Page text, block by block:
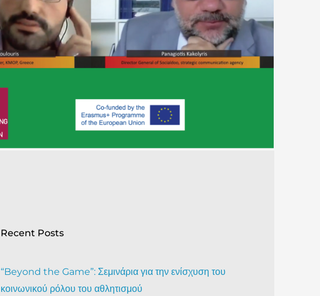
Recent Posts
“Beyond the Game”: Σεμινάρια για την ενίσχυση του
κοινωνικού ρόλου του αθλητισμού